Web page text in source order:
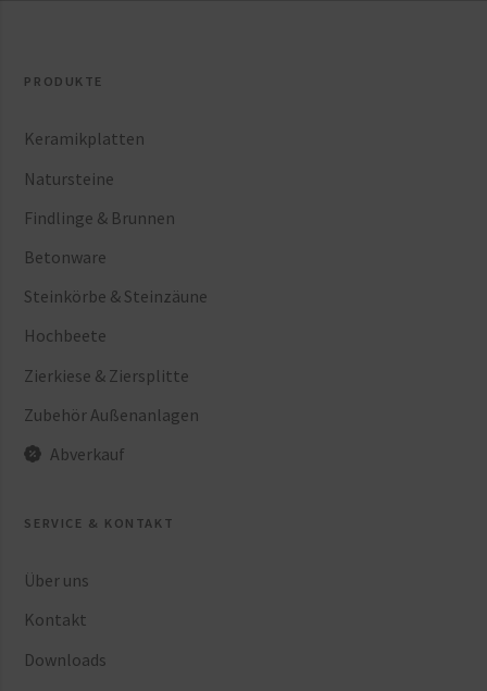
PRODUKTE
Keramikplatten
Natursteine
Findlinge & Brunnen
Betonware
Steinkörbe & Steinzäune
Hochbeete
Zierkiese & Ziersplitte
Zubehör Außenanlagen
Abverkauf
SERVICE & KONTAKT
Über uns
Kontakt
Downloads